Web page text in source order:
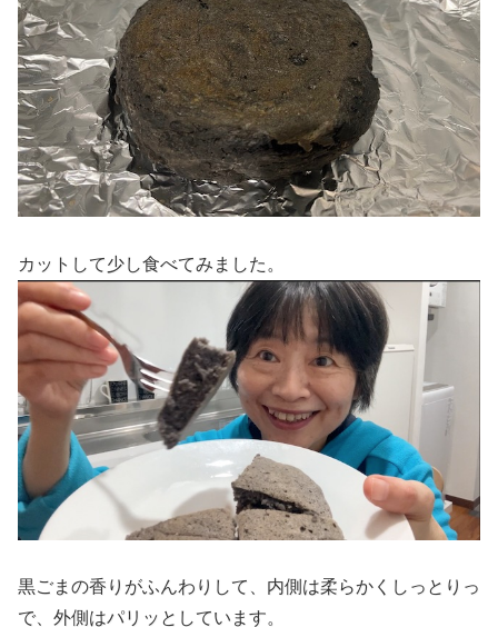
カットして少し食べてみました。
黒ごまの香りがふんわりして、内側は柔らかくしっとりっ
で、外側はパリッとしています。